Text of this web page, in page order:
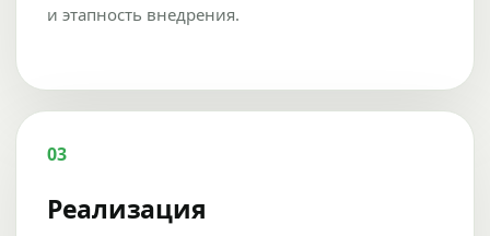
и этапность внедрения.
03
Реализация